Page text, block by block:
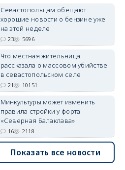
Севастопольцам обещают
хорошие новости о бензине уже
на этой неделе
23 5696
Что местная жительница
рассказала о массовом убийстве
в севастопольском селе
21 10151
Минкультуры может изменить
правила стройки у форта
«Северная Балаклава»
16 2118
Показать все новости